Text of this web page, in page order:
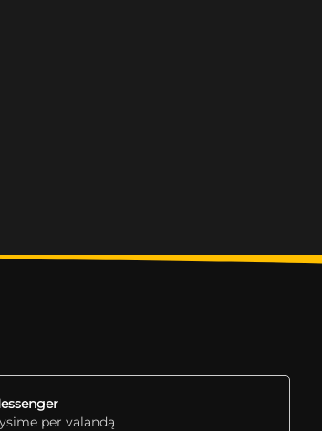
per valandą